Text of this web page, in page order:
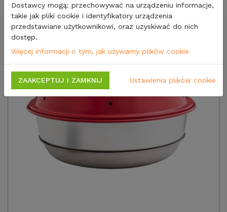
Dostawcy mogą: przechowywać na urządzeniu informacje,
takie jak pliki cookie i identyfikatory urządzenia
przedstawiane użytkownikowi, oraz uzyskiwać do nich
dostęp.
Więcej informacji o tym, jak używamy plików cookie
ZAAKCEPTUJ I ZAMKNIJ Ustawienia plików cookie